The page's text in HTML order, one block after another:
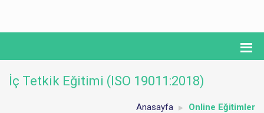
İç Tetkik Eğitimi (ISO 19011:2018)
Anasayfa Online Eğitimler